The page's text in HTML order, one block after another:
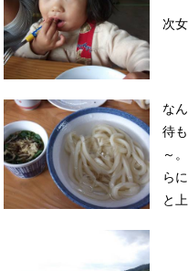
次
な
待
～
ら
と